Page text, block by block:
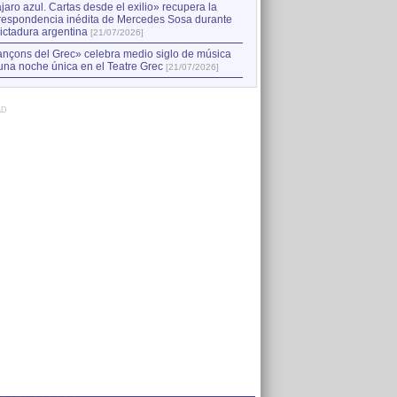
azul. Cartas desde el exilio» recupera la
inédita de Mercedes Sosa durante
argentina [21/07/2026]
del Grec» celebra medio siglo de música
noche única en el Teatre Grec [21/07/2026]